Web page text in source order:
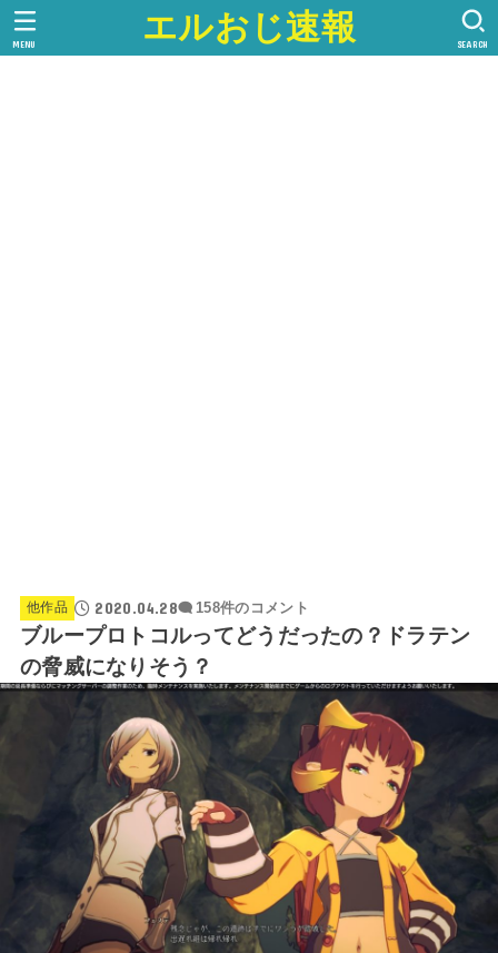
エルおじ速報 SEARCH
MENU
他作品 2020.04.28 158件のコメント
ブループロトコルってどうだったの？ドラテン
の脅威になりそう？